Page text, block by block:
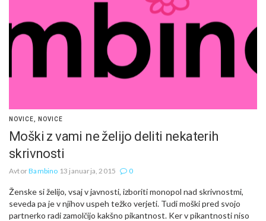
NOVICE NOVICE
Moški z vami ne želijo deliti nekaterih
skrivnosti
AvtorBambino 13 januarja, 2015 0
Ženske si želijo, vsaj v javnosti, izboriti monopol nad skrivnostmi,
seveda pa je v njihov uspeh težko verjeti. Tudi moški pred svojo
partnerko radi zamolčijo kakšno pikantnost. Ker v pikantnosti niso